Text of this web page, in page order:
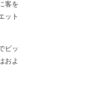
客を
ット
ビッ
およ